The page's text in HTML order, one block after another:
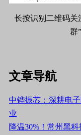
长按识别二维码关
群
文章导航
中铧振芯：深耕电
业
降温30%！常州黑